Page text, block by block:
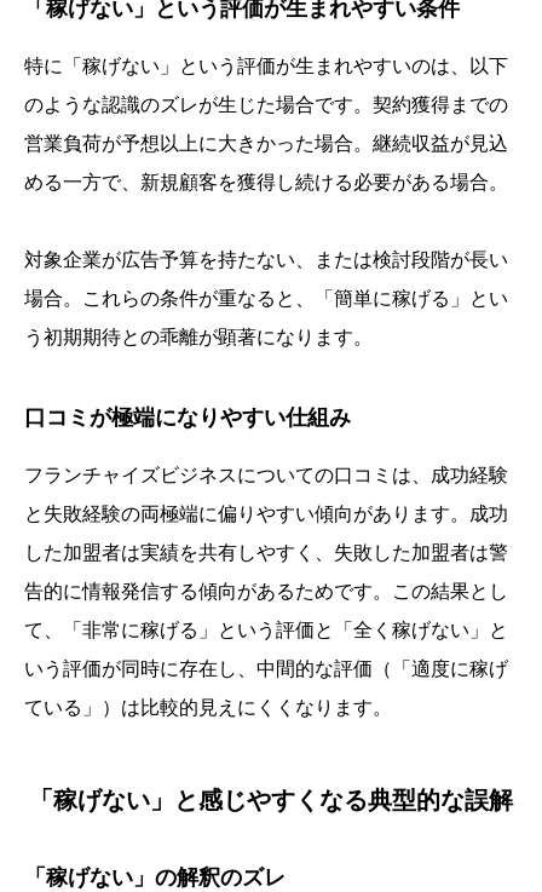
「稼げない」という評価が生まれやすい条件
特に「稼げない」という評価が生まれやすいのは、以下
のような認識のズレが生じた場合です。契約獲得までの
営業負荷が予想以上に大きかった場合。継続収益が見込
める一方で、新規顧客を獲得し続ける必要がある場合。
対象企業が広告予算を持たない、または検討段階が長い
場合。これらの条件が重なると、「簡単に稼げる」とい
う初期期待との乖離が顕著になります。
口コミが極端になりやすい仕組み
フランチャイズビジネスについての口コミは、成功経験
と失敗経験の両極端に偏りやすい傾向があります。成功
した加盟者は実績を共有しやすく、失敗した加盟者は警
告的に情報発信する傾向があるためです。この結果とし
て、「非常に稼げる」という評価と「全く稼げない」と
いう評価が同時に存在し、中間的な評価（「適度に稼げ
ている」）は比較的見えにくくなります。
「稼げない」と感じやすくなる典型的な誤解
「稼げない」の解釈のズレ